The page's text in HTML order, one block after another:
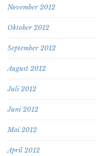
November 2012
Oktober 2012
September 2012
August 2012
Juli 2012
Juni 2012
Mai 2012
April 2012